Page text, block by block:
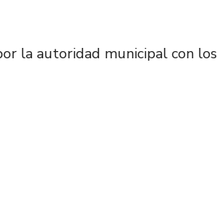
la autoridad municipal con los